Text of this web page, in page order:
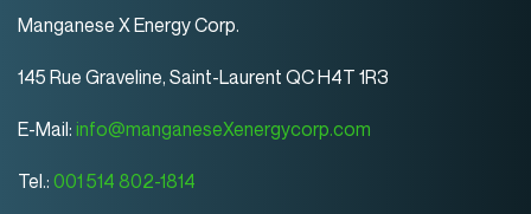
Manganese X Energy Corp.
145 Rue Graveline, Saint-Laurent QC H4T 1R3
E-Mail: info@manganeseXenergycorp.com
Tel.: 001 514 802-1814